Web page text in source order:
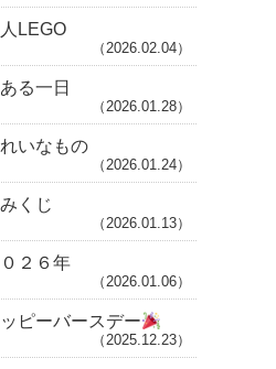
LEGO
（2026.02.04）
る一日
（2026.01.28）
いなもの
（2026.01.24）
くじ
（2026.01.13）
０２６年
（2026.01.06）
ピーバースデー
（2025.12.23）